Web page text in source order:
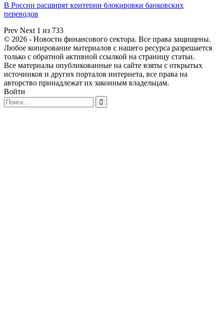
В России расширят критерии блокировки банковских
переводов
Prev Next 1 из 733
© 2026 - Новости финансового сектора. Все права защищены.
Любое копирование материалов с нашего ресурса разрешается
только с обратной активной ссылкой на страницу статьи.
Все материалы опубликованные на сайте взяты с открытых
источников и других порталов интернета, все права на
авторство принадлежат их законным владельцам.
Войти